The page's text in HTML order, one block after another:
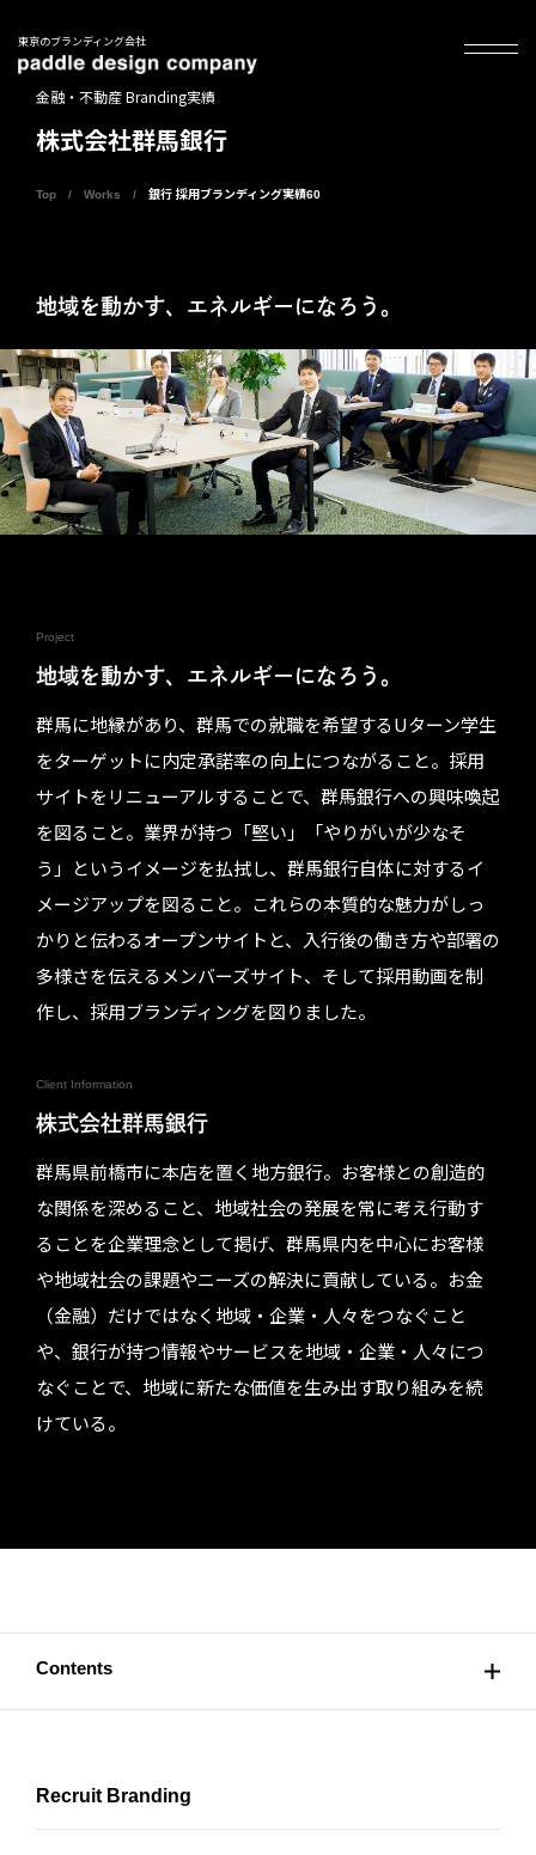
東京のブランディング会社
金融・不動産 Branding実績
株式会社群馬銀行
Top Works 銀行 採用ブランディング実績60
地域を動かす、エネルギーになろう。
Project
地域を動かす、エネルギーになろう。
群馬に地縁があり、群馬での就職を希望するUターン学生
をターゲットに内定承諾率の向上につながること。採用
サイトをリニューアルすることで、群馬銀行への興味喚起
を図ること。業界が持つ「堅い」「やりがいが少なそ
う」というイメージを払拭し、群馬銀行自体に対するイ
メージアップを図ること。これらの本質的な魅力がしっ
かりと伝わるオープンサイトと、入行後の働き方や部署の
多様さを伝えるメンバーズサイト、そして採用動画を制
作し、採用ブランディングを図りました。
Client Information
株式会社群馬銀行
群馬県前橋市に本店を置く地方銀行。お客様との創造的
な関係を深めること、地域社会の発展を常に考え行動す
ることを企業理念として掲げ、群馬県内を中心にお客様
や地域社会の課題やニーズの解決に貢献している。お金
（金融）だけではなく地域・企業・人々をつなぐこと
や、銀行が持つ情報やサービスを地域・企業・人々につ
なぐことで、地域に新たな価値を生み出す取り組みを続
けている。
Contents
Recruit Branding